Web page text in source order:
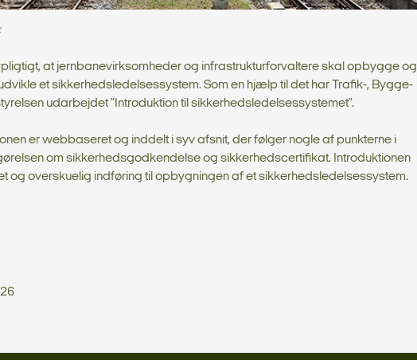
at jernbanevirksomheder og infrastrukturforvaltere skal opbygge og
et sikkerhedsledelsessystem. Som en hjælp til det har Trafik-, Bygge-
udarbejdet ”Introduktion til sikkerhedsledelsessystemet”.
er webbaseret og inddelt i syv afsnit, der følger nogle af punkterne i
om sikkerhedsgodkendelse og sikkerhedscertifikat. Introduktionen
og overskuelig indføring til opbygningen af et sikkerhedsledelsessystem.